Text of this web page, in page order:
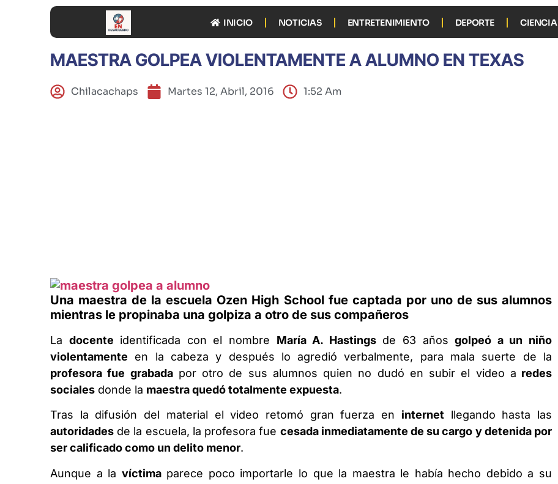
INICIO NOTICIAS ENTRETENIMIENTO DEPORTE CIENCIA
MAESTRA GOLPEA VIOLENTAMENTE A ALUMNO EN TEXAS
Chilacachaps Martes 12, Abril, 2016 1:52 Am
Una maestra de la escuela Ozen High School fue captada por uno de sus alumnos
mientras le propinaba una golpiza a otro de sus compañeros
La docente identificada con el nombre María A. Hastingsde 63 añosgolpeó a un niño
violentamente en la cabeza y después lo agredió verbalmente, para mala suerte de la
profesora fue grabadapor otro de sus alumnos quien no dudó en subir el video a redes
sociales donde la maestra quedó totalmente expuesta.
Tras la difusión del material el video retomó gran fuerza en internetllegando hasta las
autoridades de la escuela, la profesora fue cesada inmediatamente de su cargo y detenida por
ser calificado como un delito menor.
Aunque a la víctimaparece poco importarle lo que la maestra le había hecho debido a su